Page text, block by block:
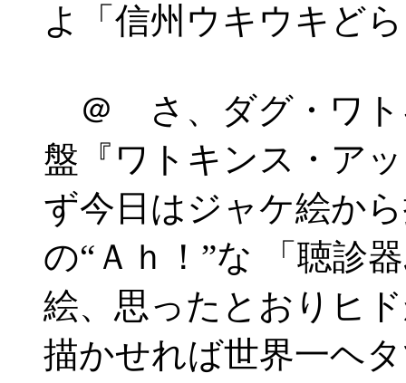
よ「信州ウキウキど
＠ さ、ダグ・ワト
盤『ワトキンス・ア
ず今日はジャケ絵か
の“Ａｈ！”な 「聴診
絵、思ったとおりヒ
描かせれば世界一ヘ